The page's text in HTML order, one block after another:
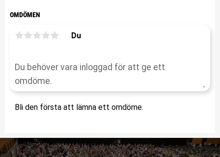
OMDÖMEN
Du
Bli den första att lämna ett omdöme.